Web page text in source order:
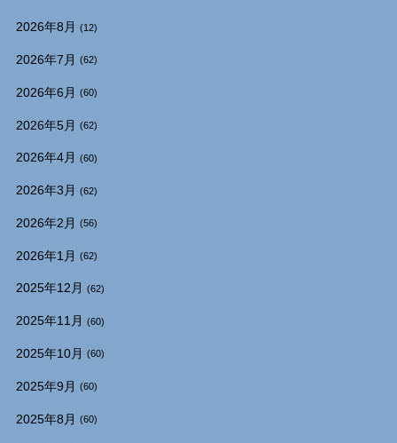
2026年8月 (12)
2026年7月 (62)
2026年6月 (60)
2026年5月 (62)
2026年4月 (60)
2026年3月 (62)
2026年2月 (56)
2026年1月 (62)
2025年12月 (62)
2025年11月 (60)
2025年10月 (60)
2025年9月 (60)
2025年8月 (60)